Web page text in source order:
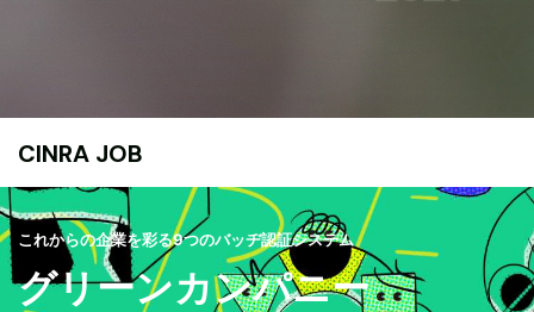
CINRA JOB
これからの企業を彩る9つのバッヂ認証システム
グリーンカンパニー